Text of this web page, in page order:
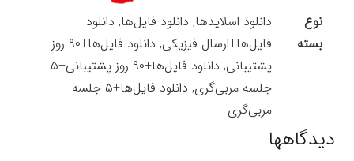
نوع
بسته
دانلود اسلایدها, دانلود فایل‌ها, دانلود
فایل‌ها+ارسال فیزیکی, دانلود فایل‌ها+۹۰ روز
پشتیبانی, دانلود فایل‌ها+۹۰ روز پشتیبانی+۵
جلسه مربی‌گری, دانلود فایل‌ها+۵ جلسه
مربی‌گری
دیدگاهها